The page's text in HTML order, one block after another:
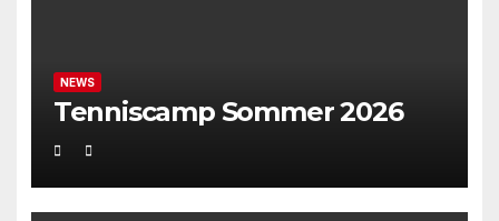
NEWS
Tenniscamp Sommer 2026